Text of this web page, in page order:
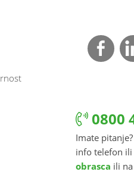
0800
Imate
info telefon
obrasca ili na